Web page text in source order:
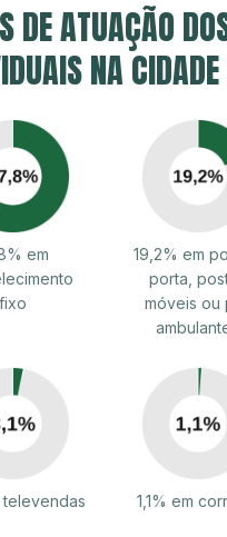
DE ATUAÇÃO
NA
em
fixo
19,2% em
porta,
móveis ou
televendas 1,1% em